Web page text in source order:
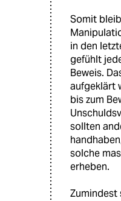
Somit
in den
gefühlt
Beweis.
aufgeklärt
bis zum
sollten
solche
erheben.
Zumindest